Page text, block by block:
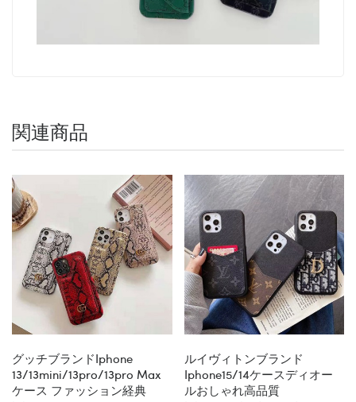
関連商品
グッチブランドiphone
13/13mini/13pro/13pro Max
ケース ファッション経典
ルイヴィトンブランド
Iphone15/14ケースディオー
ルおしゃれ高品質